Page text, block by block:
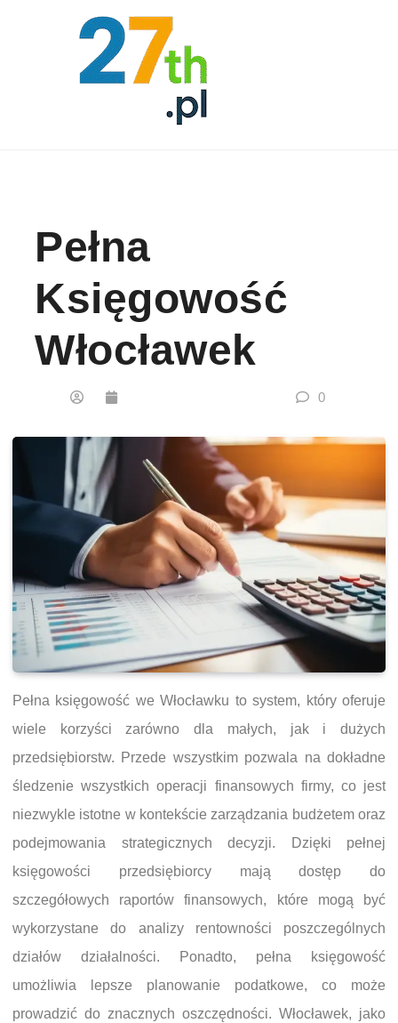
Pełna
Księgowość
Włocławek
0
Pełna księgowość we Włocławku to system, który oferuje
wiele korzyści zarówno dla małych, jak i dużych
przedsiębiorstw. Przede wszystkim pozwala na dokładne
śledzenie wszystkich operacji finansowych firmy, co jest
niezwykle istotne w kontekście zarządzania budżetem oraz
podejmowania strategicznych decyzji. Dzięki pełnej
księgowości przedsiębiorcy mają dostęp do
szczegółowych raportów finansowych, które mogą być
wykorzystane do analizy rentowności poszczególnych
działów działalności. Ponadto, pełna księgowość
umożliwia lepsze planowanie podatkowe, co może
prowadzić do znacznych oszczędności. Włocławek, jako